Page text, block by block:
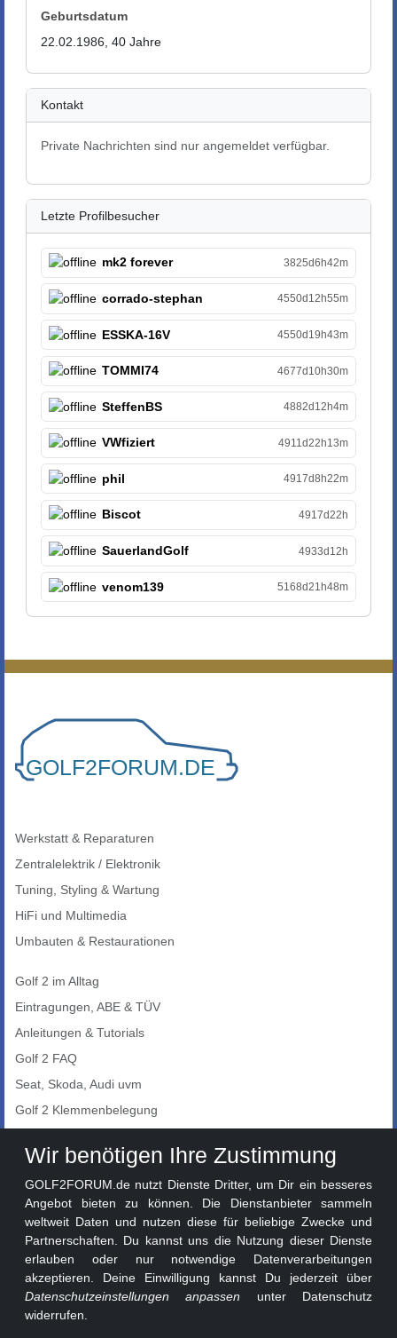
Geburtsdatum
22.02.1986, 40 Jahre
Kontakt
Private Nachrichten sind nur angemeldet verfügbar.
Letzte Profilbesucher
mk2 forever 3825d6h42m
corrado-stephan 4550d12h55m
ESSKA-16V 4550d19h43m
TOMMI74 4677d10h30m
SteffenBS 4882d12h4m
VWfiziert 4911d22h13m
phil 4917d8h22m
Biscot 4917d22h
SauerlandGolf 4933d12h
venom139 5168d21h48m
Werkstatt & Reparaturen
Zentralelektrik / Elektronik
Tuning, Styling & Wartung
HiFi und Multimedia
Umbauten & Restaurationen
Golf 2 im Alltag
Eintragungen, ABE & TÜV
Anleitungen & Tutorials
Golf 2 FAQ
Seat, Skoda, Audi uvm
Golf 2 Klemmenbelegung
Auto-Showroom
Golf 2 Lackcodes
Sonderversionen
Sonstige Marken
Wir benötigen Ihre Zustimmung
GOLF2FORUM.de nutzt Dienste Dritter, um Dir ein besseres
Angebot bieten zu können. Die Dienstanbieter sammeln
weltweit Daten und nutzen diese für beliebige Zwecke und
Partnerschaften. Du kannst uns die Nutzung dieser Dienste
erlauben oder nur notwendige Datenverarbeitungen
akzeptieren. Deine Einwilligung kannst Du jederzeit über
Datenschutzeinstellungen anpassen unter Datenschutz
widerrufen.